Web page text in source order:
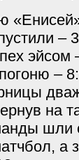
–
–
на
а